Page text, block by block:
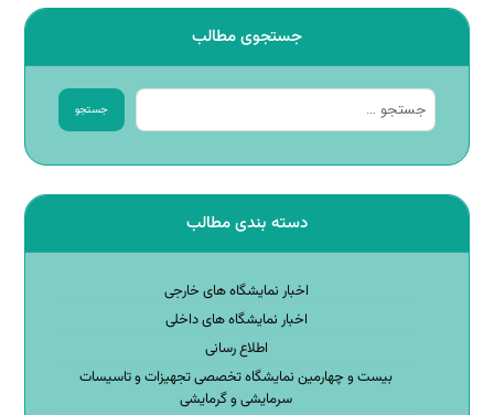
جستجوی مطالب
جستجو
دسته بندی مطالب
اخبار نمایشگاه های خارجی
اخبار نمایشگاه های داخلی
اطلاع رسانی
بیست و چهارمین نمایشگاه تخصصی تجهیزات و تاسیسات
سرمایشی و گرمایشی